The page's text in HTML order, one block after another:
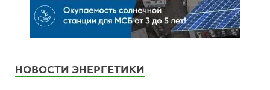
НОВОСТИ ЭНЕРГЕТИКИ